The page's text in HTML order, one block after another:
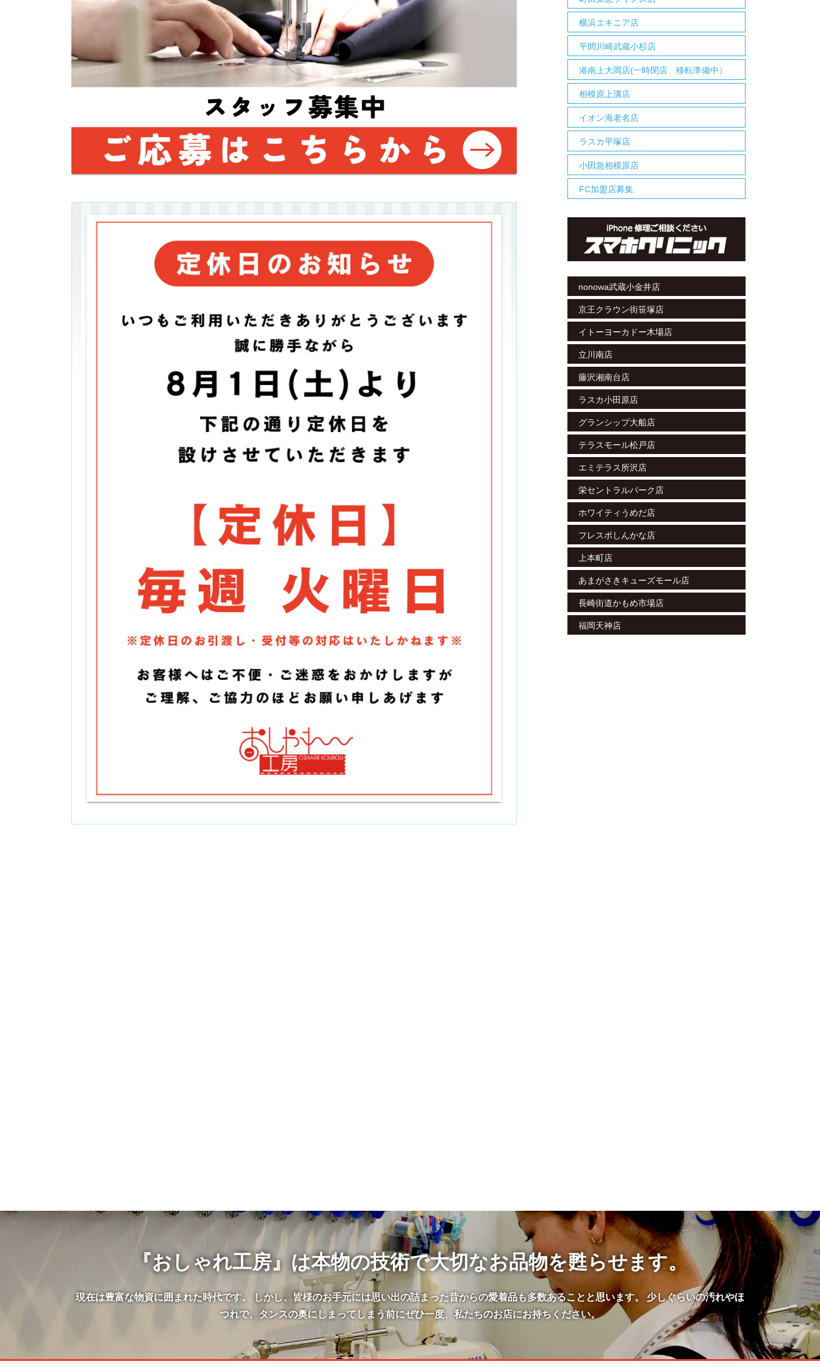
横浜エキニア店
平間川崎武蔵小杉店
港南上大岡店(一時閉店 移転準備中）
相模原上溝店
イオン海老名店
ラスカ平塚店
小田急相模原店
FC加盟店募集
nonowa武蔵小金井店
京王クラウン街笹塚店
イトーヨーカドー木場店
立川南店
藤沢湘南台店
ラスカ小田原店
グランシップ大船店
テラスモール松戸店
エミテラス所沢店
栄セントラルパーク店
ホワイティうめだ店
フレスポしんかな店
上本町店
あまがさきキューズモール店
長崎街道かもめ市場店
福岡天神店
『おしゃれ工房』は本物の技術で大切なお品物を甦らせます。
現在は豊富な物資に囲まれた時代です。 しかし、皆様のお手元には思い出の詰まった昔からの愛着品も多数あることと思います。 少しぐらいの汚れやほ
つれで、タンスの奥にしまってしまう前にぜひ一度、私たちのお店にお持ちください。